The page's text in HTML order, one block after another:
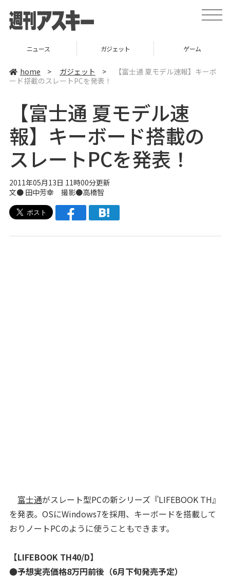
t
o
v
ニュース ガジェット ゲーム
home > ガジェット >
【富士通 夏モデル速報】キーボ
ード搭載のスレートPCを発表！
【富士通 夏モデル速
報】キーボード搭載の
スレートPCを発表！
2011年05月13日 11時00分更新
文● 田中芳幸 撮影●高橋智
富士通がスレート型PCの新シリーズ『LIFEBOOK TH』
を発表。OSにWindows7を採用、キーボードを搭載して
おりノートPCのように使うこともできます。
【LIFEBOOK TH40/D】
●予想実売価格8万円前後（6月下旬発売予定）